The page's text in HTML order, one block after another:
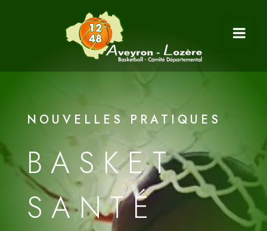
NOUVELLES PRATIQUES
BASKET
SANTÉ